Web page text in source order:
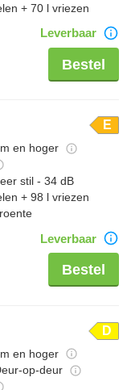
+ 70 l vriezen
Leverbaar
Bestel
E
en hoger
stil - 34 dB
+ 98 l vriezen
Leverbaar
Bestel
D
en hoger
op-deur